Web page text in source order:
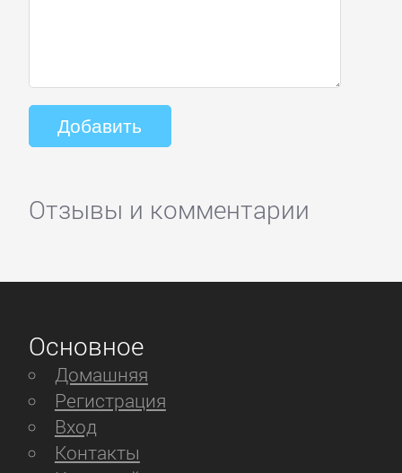
Отзывы и комментарии
Основное
Домашняя
Регистрация
Вход
Контакты